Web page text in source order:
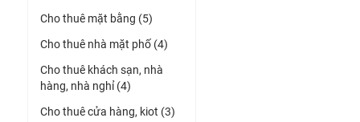
Cho thuê mặt bằng (5)
Cho thuê nhà mặt phố (4)
Cho thuê khách sạn, nhà
hàng, nhà nghỉ (4)
Cho thuê cửa hàng, kiot (3)